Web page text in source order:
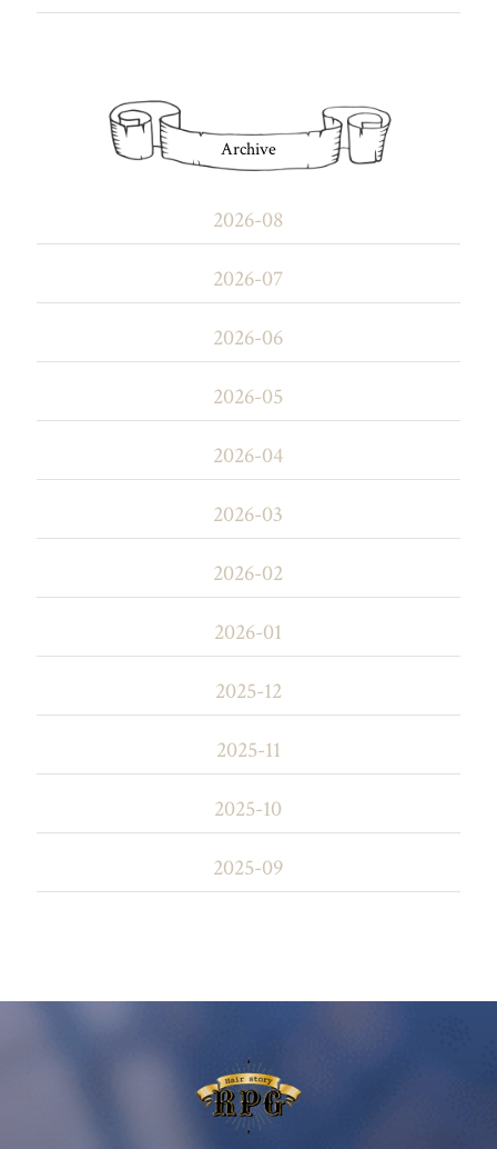
Archive
2026-08
2026-07
2026-06
2026-05
2026-04
2026-03
2026-02
2026-01
2025-12
2025-11
2025-10
2025-09